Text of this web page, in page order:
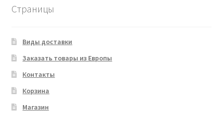
Страницы
Виды доставки
Заказать товары из Европы
Контакты
Корзина
Магазин